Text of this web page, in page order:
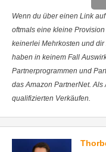
Wenn du über einen Link
oftmals eine kleine
keinerlei Mehrkosten und
haben in keinem Fall
Partnerprogrammen und
das Amazon PartnerNet.
qualifizierten Verkäufen.